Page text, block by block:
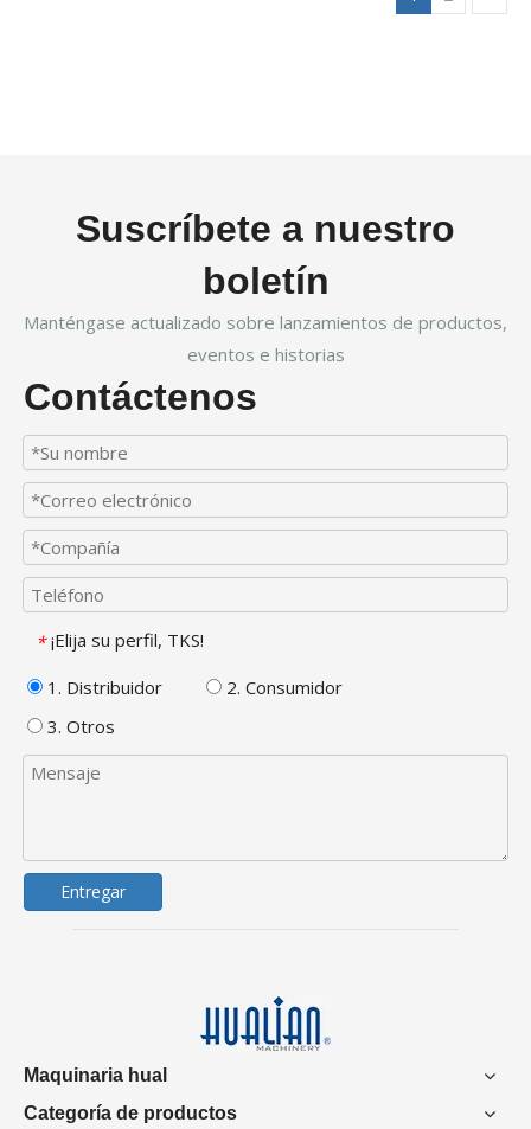
Suscríbete a nuestro
boletín
Manténgase actualizado sobre lanzamientos de productos,
eventos e historias
Contáctenos
* ¡Elija su perfil, TKS!
1. Distribuidor
2. Consumidor
3. Otros
Entregar
Maquinaria hual
Categoría de productos